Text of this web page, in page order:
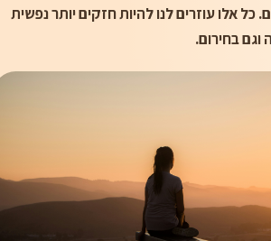
כל אלו עוזרים לנו להיות חזקים יותר נפשית
וגם בחירום.